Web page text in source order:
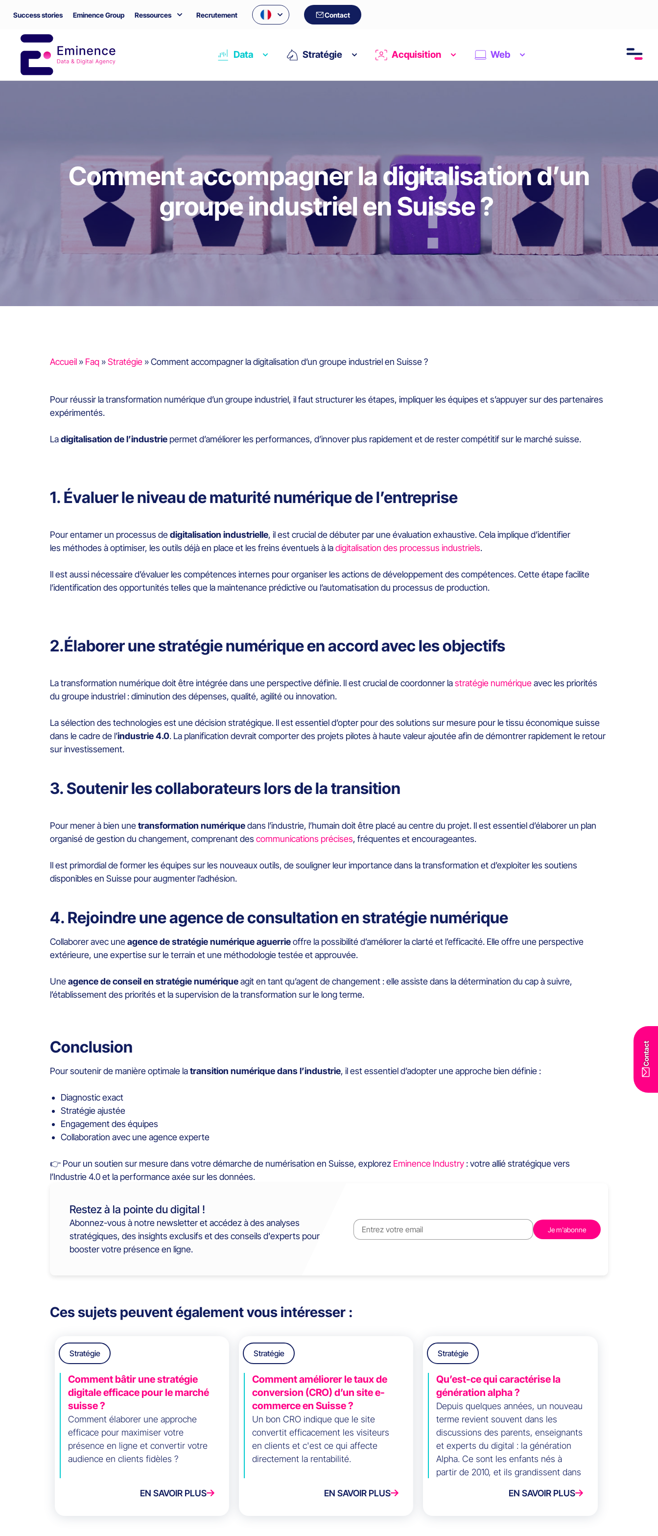
Success stories Eminence Group Ressources Recrutement Contact
Contact
Data Stratégie Acquisition Web
Comment accompagner la digitalisation d’un
groupe industriel en Suisse ?
Accueil » Faq »Stratégie »Comment accompagner la digitalisation d’un groupe industriel en Suisse ?
Pour réussir la transformation numérique d’un groupe industriel, il faut structurer les étapes, impliquer les équipes et s’appuyer sur des partenaires
expérimentés.
Ladigitalisation de l’industrie permet d’améliorer les performances, d’innover plus rapidement et de rester compétitif sur le marché suisse.
1. Évaluer le niveau de maturité numérique de l’entreprise
Pour entamer un processus dedigitalisation industrielle, il est crucial de débuter par une évaluation exhaustive. Cela implique d’identifier
les méthodes à optimiser, les outils déjà en place et les freins éventuels à ladigitalisation des processus industriels.
Il est aussi nécessaire d’évaluer les compétences internes pour organiser les actions de développement des compétences. Cette étape facilite
l’identification des opportunités telles que la maintenance prédictive ou l’automatisation du processus de production.
2.Élaborer une stratégie numérique en accord avec les objectifs
La transformation numérique doit être intégrée dans une perspective définie. Il est crucial de coordonner lastratégie numériqueavec les priorités
du groupe industriel : diminution des dépenses, qualité, agilité ou innovation.
La sélection des technologies est une décision stratégique. Il est essentiel d’opter pour des solutions sur mesure pour le tissu économique suisse
dans le cadre de l’industrie 4.0. La planification devrait comporter des projets pilotes à haute valeur ajoutée afin de démontrer rapidement le retour
sur investissement.
3. Soutenir les collaborateurs lors de la transition
Pour mener à bien unetransformation numériquedans l’industrie, l’humain doit être placé au centre du projet. Il est essentiel d’élaborer un plan
organisé de gestion du changement, comprenant des communications précises, fréquentes et encourageantes.
Il est primordial de former les équipes sur les nouveaux outils, de souligner leur importance dans la transformation et d’exploiter les soutiens
disponibles en Suisse pour augmenter l’adhésion.
4. Rejoindre une agence de consultation en stratégie numérique
Collaborer avec uneagence de stratégie numérique aguerrieoffre la possibilité d’améliorer la clarté et l’efficacité. Elle offre une perspective
extérieure, une expertise sur le terrain et une méthodologie testée et approuvée.
Uneagence de conseil en stratégie numériqueagit en tant qu’agent de changement : elle assiste dans la détermination du cap à suivre,
l’établissement des priorités et la supervision de la transformation sur le long terme.
Conclusion
Pour soutenir de manière optimale latransition numérique dans l’industrie, il est essentiel d’adopter une approche bien définie :
Diagnostic exact
Stratégie ajustée
Engagement des équipes
Collaboration avec une agence experte
👉 Pour un soutien sur mesure dans votre démarche de numérisation en Suisse, explorez Eminence Industry : votre allié stratégique vers
l’Industrie 4.0 et la performance axée sur les données.
Restez à la pointe du digital !
Abonnez-vous à notre newsletter et accédez à des analyses
stratégiques, des insights exclusifs et des conseils d'experts pour
booster votre présence en ligne.
Ces sujets peuvent également vous intéresser :
Stratégie
Comment bâtir une stratégie
digitale efficace pour le marché
suisse ?
Comment élaborer une approche
efficace pour maximiser votre
présence en ligne et convertir votre
audience en clients fidèles ?
EN SAVOIR PLUS
Stratégie
Comment améliorer le taux de
conversion (CRO) d’un site e-
commerce en Suisse ?
Un bon CRO indique que le site
convertit efficacement les visiteurs
en clients et c'est ce qui affecte
directement la rentabilité.
EN SAVOIR PLUS
Stratégie
Qu’est-ce qui caractérise la
génération alpha ?
Depuis quelques années, un nouveau
terme revient souvent dans les
discussions des parents, enseignants
et experts du digital : la génération
Alpha. Ce sont les enfants nés à
partir de 2010, et ils grandissent dans
sociaux et les assistants vocaux sont
EN SAVOIR PLUS